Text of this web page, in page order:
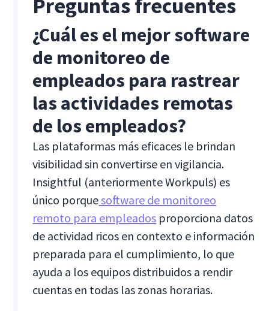
Preguntas frecuentes
¿Cuál es el mejor software
de monitoreo de
empleados para rastrear
las actividades remotas
de los empleados?
Las plataformas más eficaces le brindan
visibilidad sin convertirse en vigilancia.
Insightful (anteriormente Workpuls) es
único porquesoftware de monitoreo
remoto para empleados proporciona datos
de actividad ricos en contexto e información
preparada para el cumplimiento, lo que
ayuda a los equipos distribuidos a rendir
cuentas en todas las zonas horarias.